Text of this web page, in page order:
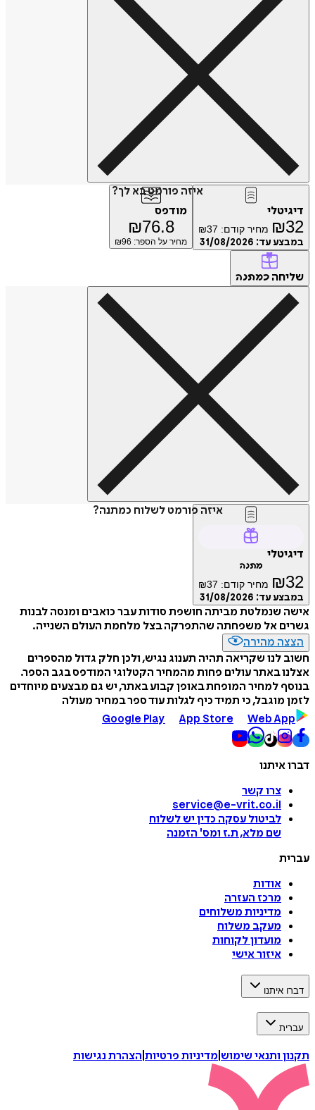
איזה פורמט בא לך?
דיגיטלי
₪32 מחיר קודם: ₪37
במבצע עד: 31/08/2026
מודפס
₪76.8
מחיר על הספר: ₪ 96
שליחה כמתנה
איזה פורמט לשלוח כמתנה?
דיגיטלי
מתנה
₪32 מחיר קודם: ₪37
במבצע עד: 31/08/2026
אישה שנמלטת מביתה חושפת סודות עבר כואבים ומנסה לבנות
גשרים אל משפחתה שהתפרקה בצל מלחמת העולם השנייה.
הצצה מהירה
חשוב לנו שקריאה תהיה תענוג נגיש, ולכן חלק גדול מהספרים
אצלנו באתר עולים פחות מהמחיר הקטלוגי המודפס בגב הספר.
בנוסף למחיר המופחת באופן קבוע באתר, יש גם מבצעים מיוחדים
לזמן מוגבל, כי תמיד כיף לגלות עוד ספר במחיר מעולה
Google Play
App Store Web App
דברו איתנו
צרו קשר
service@e-vrit.co.il
לביטול עסקה כדין יש לשלוח
שם מלא, ת.ז ומס' הזמנה
עברית
אודות
מרכז העזרה
מדיניות משלוחים
מעקב משלוח
מועדון לקוחות
איזור אישי
דברו איתנו
עברית
תקנון ותנאי שימוש מדיניות פרטיות הצהרת נגישות